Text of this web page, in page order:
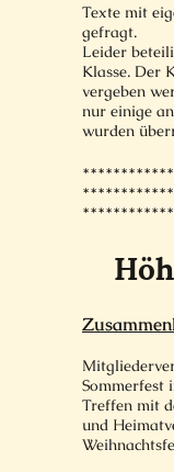
Texte mit
gefragt.
Leider
Klasse. Der
vergeben
nur einige
wurden
Sommerfest
Treffen mit
und